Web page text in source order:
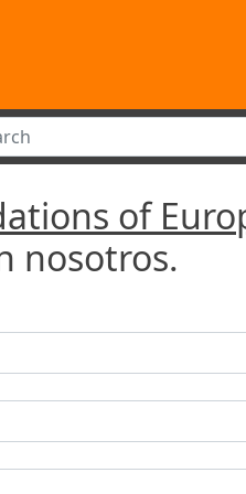
of
nosotros.